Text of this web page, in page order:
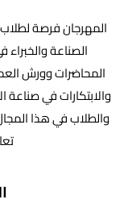
المهرجان فرصة
الصناعة
المحاضرات وورش
والابتكارات في صناعة
والطلاب في هذا